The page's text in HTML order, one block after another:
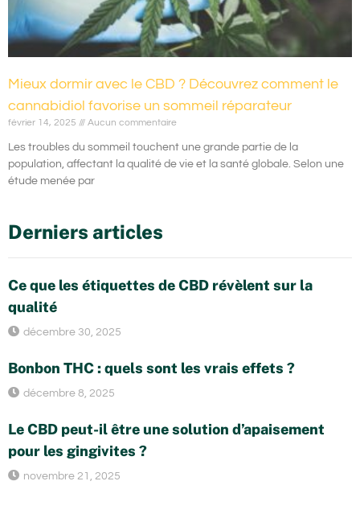
Mieux dormir avec le CBD ? Découvrez comment le
cannabidiol favorise un sommeil réparateur
février 14, 2025 Aucun commentaire
Les troubles du sommeil touchent une grande partie de la
population, affectant la qualité de vie et la santé globale. Selon une
étude menée par
Derniers articles
Ce que les étiquettes de CBD révèlent sur la
qualité
décembre 30, 2025
Bonbon THC : quels sont les vrais effets ?
décembre 8, 2025
Le CBD peut-il être une solution d’apaisement
pour les gingivites ?
novembre 21, 2025